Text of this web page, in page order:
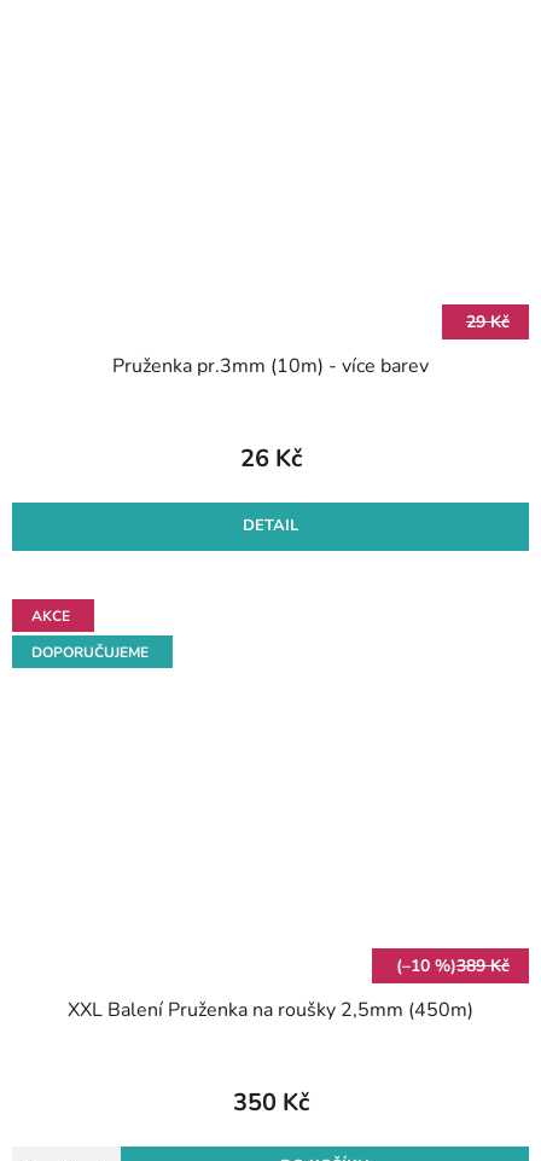
29 Kč
Pruženka pr.3mm (10m) - více barev
26 Kč
DETAIL
AKCE
DOPORUČUJEME
(–10 %)389 Kč
XXL Balení Pruženka na roušky 2,5mm (450m)
350 Kč